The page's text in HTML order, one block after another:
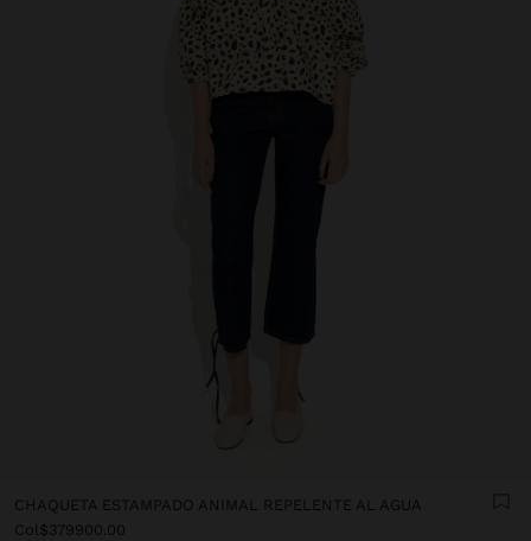
CHAQUETA ESTAMPADO ANIMAL REPELENTE AL AGUA
Col$379900.00